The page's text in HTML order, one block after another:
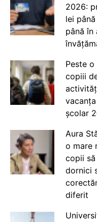
2026:
lei
până în
Peste
copiii
școlar
Aura
o mare
copii să
dornici
diferit